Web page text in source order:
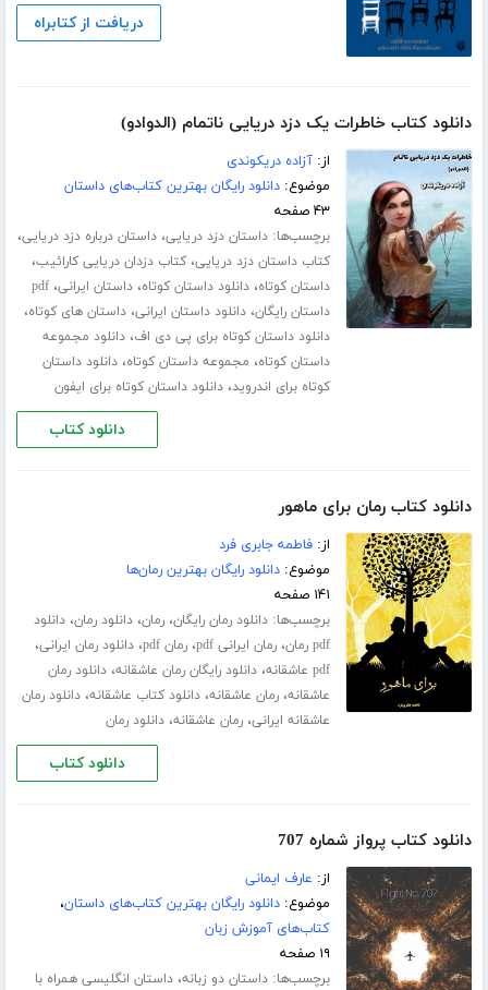
دریافت از کتابراه
دانلود کتاب خاطرات یک دزد دریایی ناتمام (الدوادو)
از:آزاده دریکوندی
موضوع:دانلود رایگان بهترین کتاب‌های داستان
۴۳ صفحه
برچسب‌ها:داستان دزد دریایی،داستان درباره دزد دریایی،
کتاب داستان دزد دریایی،کتاب دزدان دریایی کارائیب،
داستان کوتاه،دانلود داستان کوتاه،داستان ایرانی،pdf
داستان رایگان،دانلود داستان ایرانی،داستان های کوتاه،
دانلود داستان کوتاه برای پی دی اف،دانلود مجموعه
داستان کوتاه، مجموعه داستان کوتاه،دانلود داستان
کوتاه برای اندروید،دانلود داستان کوتاه برای ایفون
دانلود کتاب
دانلود کتاب رمان برای ماهور
از:فاطمه جابری فرد
موضوع:دانلود رایگان بهترین رمان‌ها
۱۴۱ صفحه
برچسب‌ها:دانلود رمان رایگان،رمان،دانلود رمان،دانلود
pdf رمان
،رمان ایرانی pdf ،رمان pdf ،دانلود رمان ایرانی،
pdf عاشقانه ،دانلود رایگان رمان عاشقانه،دانلود رمان
عاشقانه،رمان عاشقانه،دانلود کتاب عاشقانه،دانلود رمان
عاشقانه ایرانی،رمان عاشقانه،دانلود رمان
دانلود کتاب
دانلود کتاب پرواز شماره 707
از: عارف ایمانی
موضوع:دانلود رایگان بهترین کتاب‌های داستان،
کتاب‌های آموزش زبان
۱۹ صفحه
برچسب‌ها:داستان دو زبانه،داستان انگلیسی همراه با